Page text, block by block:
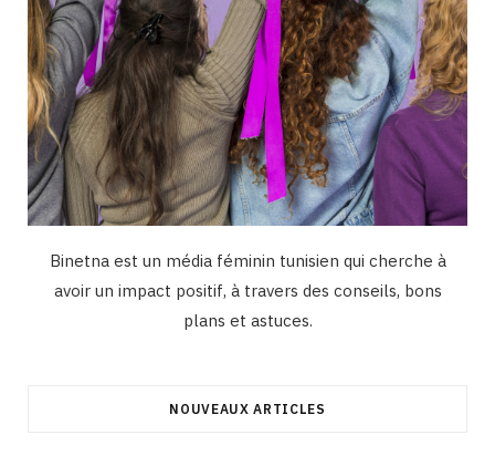
Binetna est un média féminin tunisien qui cherche à
avoir un impact positif, à travers des conseils, bons
plans et astuces.
NOUVEAUX ARTICLES